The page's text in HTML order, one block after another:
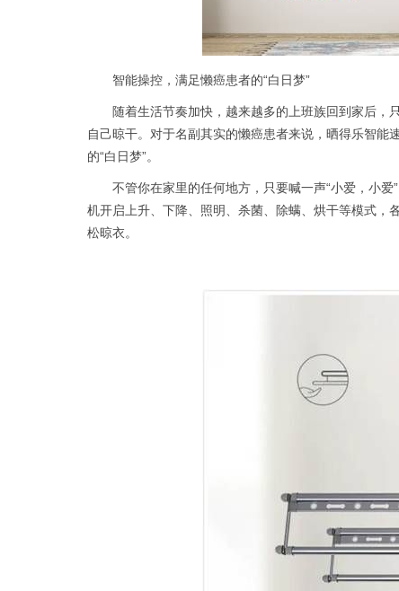
智能操控，满足懒癌患者的“白日梦”
随着生活节奏加快，越来越多的上班族回到家后，
自己晾干。对于名副其实的懒癌患者来说，晒得乐智
的“白日梦”。
不管你在家里的任何地方，只要喊一声“小爱，小
机开启上升、下降、照明、杀菌、除螨、烘干等模式，
松晾衣。